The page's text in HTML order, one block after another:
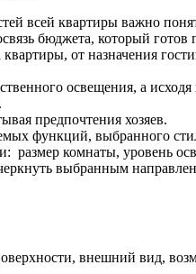
всей квартиры важно
бюджета, который готов
квартиры, от назначения
освещения, а исходя
.
предпочтения хозяев.
функций, выбранного
: размер комнаты, уровень
выбранным
, внешний вид,